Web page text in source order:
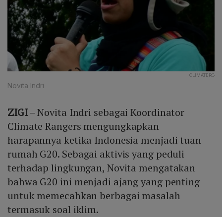
CLIMATERG
Novita Indri
ZIGI– Novita Indri sebagai Koordinator
Climate Rangers mengungkapkan
harapannya ketika Indonesia menjadi tuan
rumah G20. Sebagai aktivis yang peduli
terhadap lingkungan, Novita mengatakan
bahwa G20 ini menjadi ajang yang penting
untuk memecahkan berbagai masalah
termasuk soal iklim.